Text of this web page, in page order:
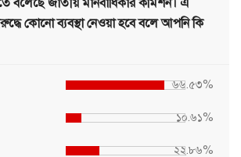
কোনো ব্যবস্থা নেওয়া হবে বলে আপনি কি
৬৬.৫৩%
১০.৬১%
২২.৮৬%